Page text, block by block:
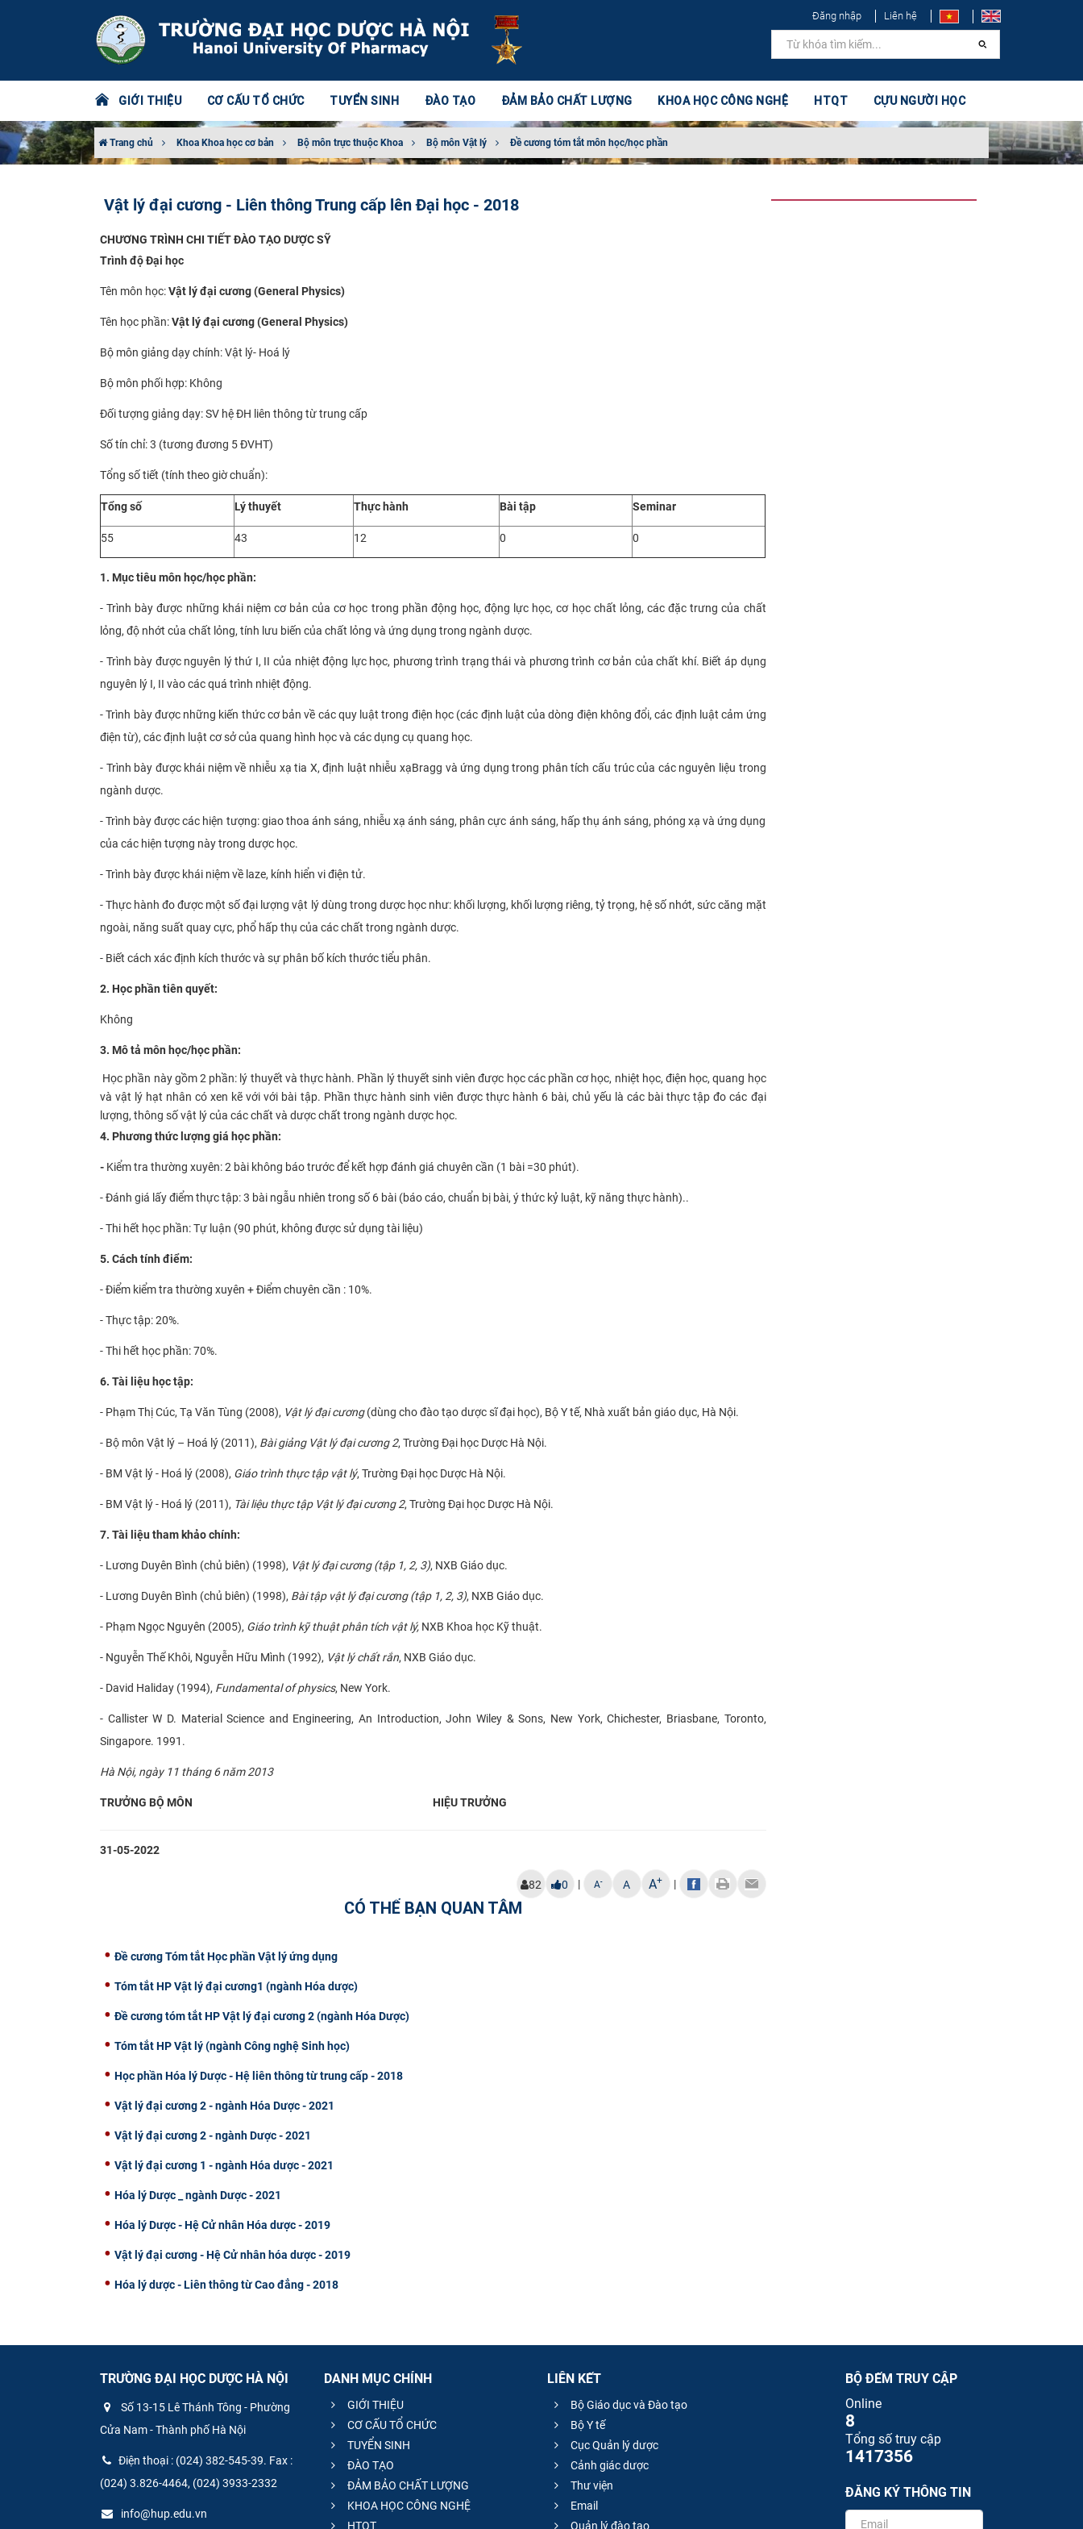
Đăng nhập Liên hệ
GIỚI THIỆU CƠ CẤU TỔ CHỨC TUYỂN SINH ĐÀO TẠO ĐẢM BẢO CHẤT LƯỢNG KHOA HỌC CÔNG NGHỆ HTQT CỰU NGƯỜI HỌC
Trang chủ Khoa Khoa học cơ bản Bộ môn trực thuộc Khoa Bộ môn Vật lý Đề cương tóm tắt môn học/học phần
Vật lý đại cương - Liên thông Trung cấp lên Đại học - 2018
CHƯƠNG TRÌNH CHI TIẾT ĐÀO TẠO DƯỢC SỸ
Trình độ Đại học
Tên môn học:Vật lý đại cương (General Physics)
Tên học phần:Vật lý đại cương (General Physics)
Bộ môn giảng dạy chính: Vật lý- Hoá lý
Bộ môn phối hợp: Không
Đối tượng giảng dạy: SV hệ ĐH liên thông từ trung cấp
Số tín chỉ: 3 (tương đương 5 ĐVHT)
Tổng số tiết (tính theo giờ chuẩn):
Tổng số Lý thuyết Thực hành Bài tập Seminar
55 43 12 0 0
1. Mục tiêu môn học/học phần:
- Trình bày được những khái niệm cơ bản của cơ học trong phần động học, động lực học, cơ học chất lỏng, các đặc trưng của chất
lỏng, độ nhớt của chất lỏng, tính lưu biến của chất lỏng và ứng dụng trong ngành dược.
- Trình bày được nguyên lý thứ I, II của nhiệt động lực học, phương trình trạng thái và phương trình cơ bản của chất khí. Biết áp dụng
nguyên lý I, II vào các quá trình nhiệt động.
- Trình bày được những kiến thức cơ bản về các quy luật trong điện học (các định luật của dòng điện không đổi, các định luật cảm ứng
điện từ), các định luật cơ sở của quang hình học và các dụng cụ quang học.
- Trình bày được khái niệm về nhiễu xạ tia X, định luật nhiễu xạBragg và ứng dụng trong phân tích cấu trúc của các nguyên liệu trong
ngành dược.
- Trình bày được các hiện tượng: giao thoa ánh sáng, nhiễu xạ ánh sáng, phân cực ánh sáng, hấp thụ ánh sáng, phóng xạ và ứng dụng
của các hiện tượng này trong dược học.
- Trình bày được khái niệm về laze, kính hiển vi điện tử.
- Thực hành đo được một số đại lượng vật lý dùng trong dược học như: khối lượng, khối lượng riêng, tỷ trọng, hệ số nhớt, sức căng mặt
ngoài, năng suất quay cực, phổ hấp thụ của các chất trong ngành dược.
- Biết cách xác định kích thước và sự phân bố kích thước tiểu phân.
2. Học phần tiên quyết:
Không
3. Mô tả môn học/học phần:
Học phần này gồm 2 phần: lý thuyết và thực hành. Phần lý thuyết sinh viên được học các phần cơ học, nhiệt học, điện học, quang học
và vật lý hạt nhân có xen kẽ với với bài tập. Phần thực hành sinh viên được thực hành 6 bài, chủ yếu là các bài thực tập đo các đại
lượng, thông số vật lý của các chất và dược chất trong ngành dược học.
4. Phương thức lượng giá học phần:
- Kiểm tra thường xuyên: 2 bài không báo trước để kết hợp đánh giá chuyên cần (1 bài =30 phút).
- Đánh giá lấy điểm thực tập: 3 bài ngẫu nhiên trong số 6 bài (báo cáo, chuẩn bị bài, ý thức kỷ luật, kỹ năng thực hành)..
- Thi hết học phần: Tự luận (90 phút, không được sử dụng tài liệu)
5. Cách tính điểm:
- Điểm kiểm tra thường xuyên + Điểm chuyên cần : 10%.
- Thực tập: 20%.
- Thi hết học phần: 70%.
6. Tài liệu học tập:
- Phạm Thị Cúc, Tạ Văn Tùng (2008), Vật lý đại cương(dùng cho đào tạo dược sĩ đại học), Bộ Y tế, Nhà xuất bản giáo dục, Hà Nội.
- Bộ môn Vật lý – Hoá lý (2011), Bài giảng Vật lý đại cương 2, Trường Đại học Dược Hà Nội.
- BM Vật lý - Hoá lý (2008), Giáo trình thực tập vật lý, Trường Đại học Dược Hà Nội.
- BM Vật lý - Hoá lý (2011), Tài liệu thực tập Vật lý đại cương 2, Trường Đại học Dược Hà Nội.
7. Tài liệu tham khảo chính:
- Lương Duyên Bình (chủ biên) (1998), Vật lý đại cương (tập 1, 2, 3), NXB Giáo dục.
- Lương Duyên Bình (chủ biên) (1998), Bài tập vật lý đại cương (tập 1, 2, 3), NXB Giáo dục.
- Phạm Ngọc Nguyên (2005), Giáo trình kỹ thuật phân tích vật lý, NXB Khoa học Kỹ thuật.
- Nguyễn Thế Khôi, Nguyễn Hữu Mình (1992), Vật lý chất rắn, NXB Giáo dục.
- David Haliday (1994), Fundamental of physics, New York.
- Callister W D. Material Science and Engineering, An Introduction, John Wiley & Sons, New York, Chichester, Briasbane, Toronto,
Singapore. 1991.
Hà Nội, ngày 11 tháng 6 năm 2013
TRƯỞNG BỘ MÔN HIỆU TRƯỞNG
31-05-2022
82 0 | A- A A+ |
CÓ THỂ BẠN QUAN TÂM
Đề cương Tóm tắt Học phần Vật lý ứng dụng
Tóm tắt HP Vật lý đại cương1 (ngành Hóa dược)
Đề cương tóm tắt HP Vật lý đại cương 2 (ngành Hóa Dược)
Tóm tắt HP Vật lý (ngành Công nghệ Sinh học)
Học phần Hóa lý Dược - Hệ liên thông từ trung cấp - 2018
Vật lý đại cương 2 - ngành Hóa Dược - 2021
Vật lý đại cương 2 - ngành Dược - 2021
Vật lý đại cương 1 - ngành Hóa dược - 2021
Hóa lý Dược _ ngành Dược - 2021
Hóa lý Dược - Hệ Cử nhân Hóa dược - 2019
Vật lý đại cương - Hệ Cử nhân hóa dược - 2019
Hóa lý dược - Liên thông từ Cao đẳng - 2018
TRƯỜNG ĐẠI HỌC DƯỢC HÀ NỘI
Số 13-15 Lê Thánh Tông - Phường
Cửa Nam - Thành phố Hà Nội
Điện thoại : (024) 382-545-39. Fax :
(024) 3.826-4464, (024) 3933-2332
info@hup.edu.vn
DANH MỤC CHÍNH
GIỚI THIỆU
CƠ CẤU TỔ CHỨC
TUYỂN SINH
ĐÀO TẠO
ĐẢM BẢO CHẤT LƯỢNG
KHOA HỌC CÔNG NGHỆ
HTQT
LIÊN KẾT
Bộ Giáo dục và Đào tạo
Bộ Y tế
Cục Quản lý dược
Cảnh giác dược
Thư viện
Email
Quản lý đào tạo
BỘ ĐẾM TRUY CẬP
Online
8
Tổng số truy cập
1417356
ĐĂNG KÝ THÔNG TIN